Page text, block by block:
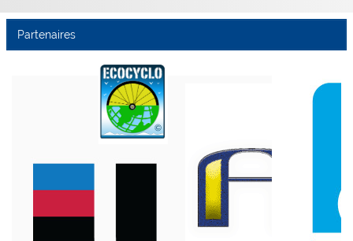
Partenaires